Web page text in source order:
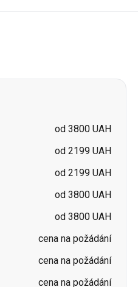
od 3800 UAH
od 2199 UAH
od 2199 UAH
od 3800 UAH
od 3800 UAH
cena na požádání
cena na požádání
cena na požádání